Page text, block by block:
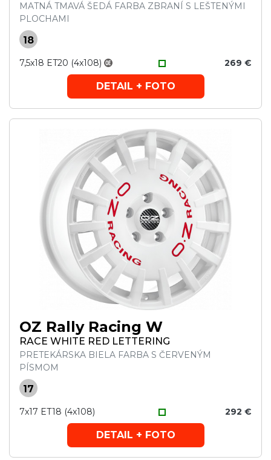
MATNÁ TMAVÁ ŠEDÁ FARBA ZBRANÍ S LEŠTENÝMI
PLOCHAMI
18
7,5x18 ET20 (4x108) 269 €
DETAIL + FOTO
OZ Rally Racing W
RACE WHITE RED LETTERING
PRETEKÁRSKA BIELA FARBA S ČERVENÝM
PÍSMOM
17
7x17 ET18 (4x108) 292 €
DETAIL + FOTO